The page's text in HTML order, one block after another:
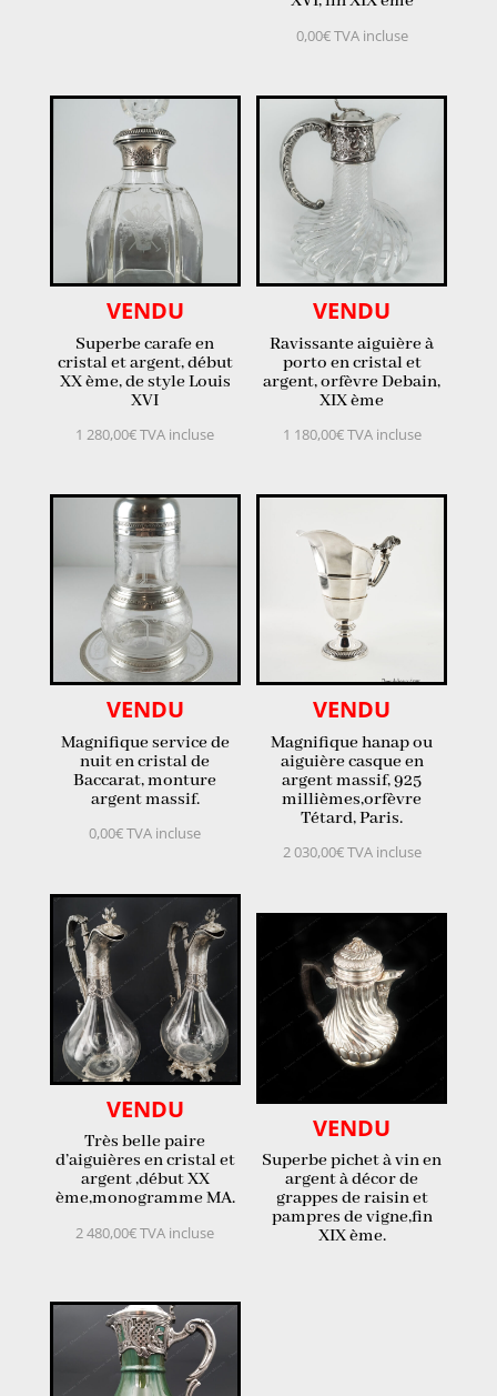
0,00€TVA incluse
VENDU
Superbe carafe en
cristal et argent, début
XX ème, de style Louis
XVI
1 280,00€TVA incluse
VENDU
Ravissante aiguière à
porto en cristal et
argent, orfèvre Debain,
XIX ème
1 180,00€TVA incluse
VENDU
Magnifique service de
nuit en cristal de
Baccarat, monture
argent massif.
0,00€TVA incluse
VENDU
Magnifique hanap ou
aiguière casque en
argent massif, 925
millièmes,orfèvre
Tétard, Paris.
2 030,00€TVA incluse
VENDU
Très belle paire
d’aiguières en cristal et
argent ,début XX
ème,monogramme MA.
2 480,00€TVA incluse
VENDU
Superbe pichet à vin en
argent à décor de
grappes de raisin et
pampres de vigne,fin
XIX ème.